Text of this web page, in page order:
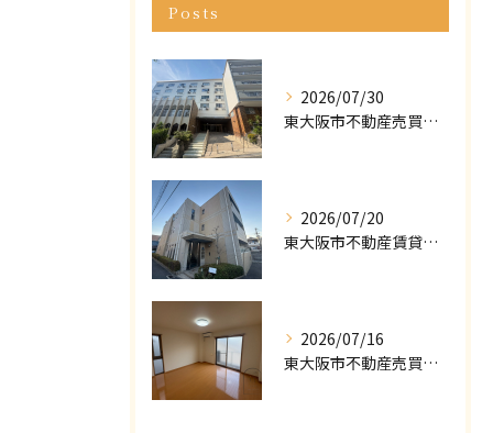
Posts
2026/07/30
東大阪市不動産売買｜東大阪市で不動産売却をご依頼いただきました｜売却実績をご紹介
2026/07/20
東大阪市不動産賃貸｜ポータルサイトで「掘り出し物件」が見つからない？プロが教える条件の緩め方
2026/07/16
東大阪市不動産売買｜マイホームの購入・売却で後悔しないために！知っておくべき「3つの罠」